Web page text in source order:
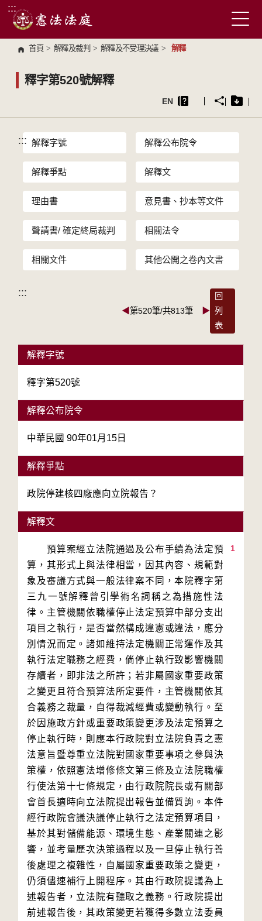
跳到主要內容區塊
:::
首頁 > 解釋及裁判 > 解釋及不受理決議 > 解釋
釋字第520號解釋
EN
::: 解釋字號 解釋公布院令
解釋爭點 解釋文
理由書 意見書、抄本等文件
聲請書/ 確定終局裁判 相關法令
相關文件 其他公開之卷內文書
:::
◀第520筆/共813筆 ▶
回
列
表
解釋字號
釋字第520號
解釋公布院令
中華民國 90年01月15日
解釋爭點
政院停建核四廠應向立院報告？
解釋文
1
預算案經立法院通過及公布手續為法定預
算，其形式上與法律相當，因其內容、規範對
象及審議方式與一般法律案不同，本院釋字第
三九一號解釋曾引學術名詞稱之為措施性法
律。主管機關依職權停止法定預算中部分支出
項目之執行，是否當然構成違憲或違法，應分
別情況而定。諸如維持法定機關正常運作及其
執行法定職務之經費，倘停止執行致影響機關
存續者，即非法之所許；若非屬國家重要政策
之變更且符合預算法所定要件，主管機關依其
合義務之裁量，自得裁減經費或變動執行。至
於因施政方針或重要政策變更涉及法定預算之
停止執行時，則應本行政院對立法院負責之憲
法意旨暨尊重立法院對國家重要事項之參與決
策權，依照憲法增修條文第三條及立法院職權
行使法第十七條規定，由行政院院長或有關部
會首長適時向立法院提出報告並備質詢。本件
經行政院會議決議停止執行之法定預算項目，
基於其對儲備能源、環境生態、產業關連之影
響，並考量歷次決策過程以及一旦停止執行善
後處理之複雜性，自屬國家重要政策之變更，
仍須儘速補行上開程序。其由行政院提議為上
述報告者，立法院有聽取之義務。行政院提出
前述報告後，其政策變更若獲得多數立法委員